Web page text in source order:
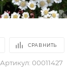
СРАВНИТЬ
Артикул: 00011427